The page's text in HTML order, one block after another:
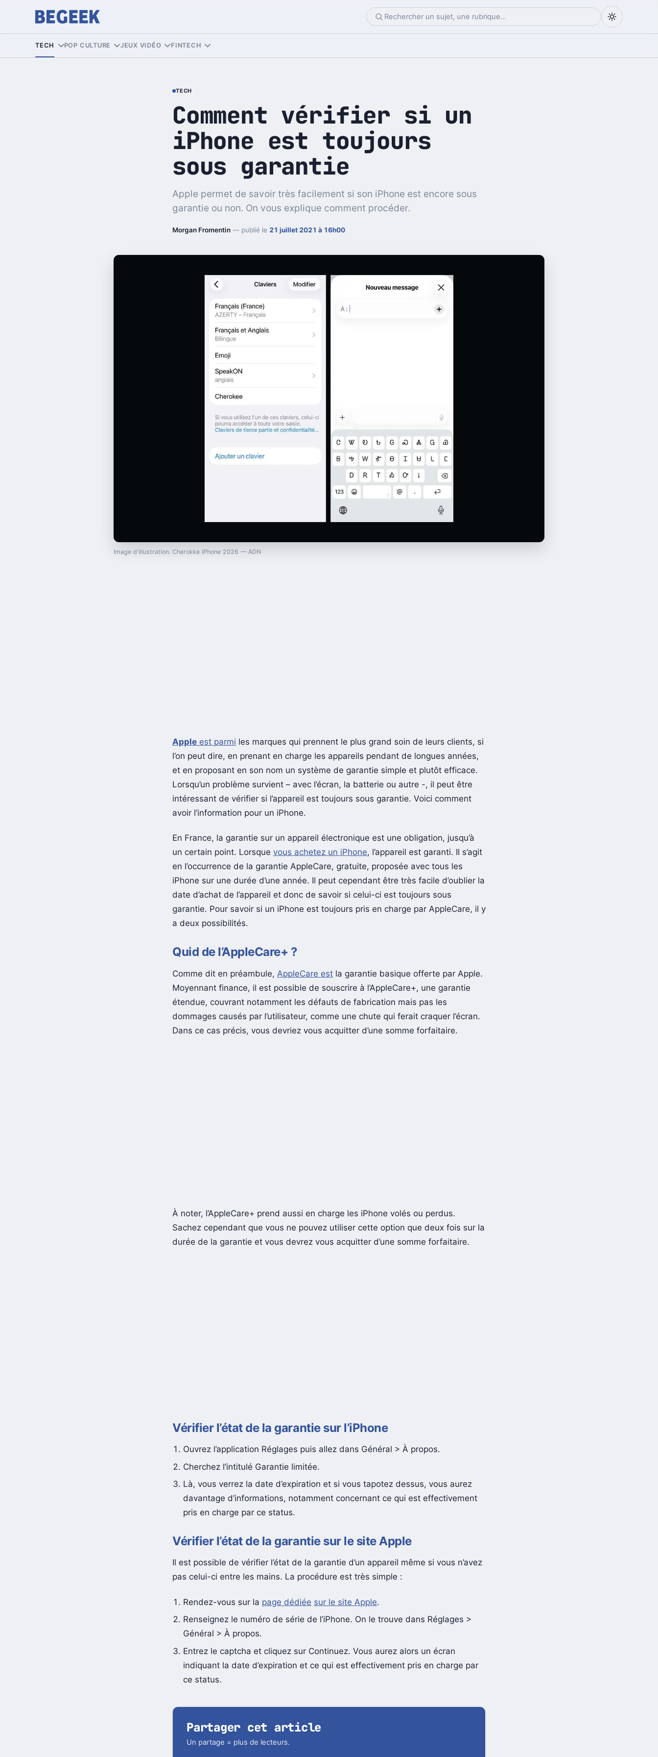
TECH POP CULTURE JEUX VIDÉO FINTECH
TECH
Comment vérifier si un
iPhone est toujours
sous garantie
Apple permet de savoir très facilement si son iPhone est encore sous
garantie ou non. On vous explique comment procéder.
Morgan Fromentin — publié le 21 juillet 2021 à 16h00
Image d'illustration. Cherokke iPhone 2026 — ADN
Apple est parmi les marques qui prennent le plus grand soin de leurs clients, si
l’on peut dire, en prenant en charge les appareils pendant de longues années,
et en proposant en son nom un système de garantie simple et plutôt efficace.
Lorsqu’un problème survient – avec l’écran, la batterie ou autre -, il peut être
intéressant de vérifier si l’appareil est toujours sous garantie. Voici comment
avoir l’information pour un iPhone.
En France, la garantie sur un appareil électronique est une obligation, jusqu’à
un certain point. Lorsque vous achetez un iPhone, l’appareil est garanti. Il s’agit
en l’occurrence de la garantie AppleCare, gratuite, proposée avec tous les
iPhone sur une durée d’une année. Il peut cependant être très facile d’oublier la
date d’achat de l’appareil et donc de savoir si celui-ci est toujours sous
garantie. Pour savoir si un iPhone est toujours pris en charge par AppleCare, il y
a deux possibilités.
Quid de l’AppleCare+ ?
Comme dit en préambule, AppleCare est la garantie basique offerte par Apple.
Moyennant finance, il est possible de souscrire à l’AppleCare+, une garantie
étendue, couvrant notamment les défauts de fabrication mais pas les
dommages causés par l’utilisateur, comme une chute qui ferait craquer l’écran.
Dans ce cas précis, vous devriez vous acquitter d’une somme forfaitaire.
À noter, l’AppleCare+ prend aussi en charge les iPhone volés ou perdus.
Sachez cependant que vous ne pouvez utiliser cette option que deux fois sur la
Vérifier l’état de la garantie sur l’iPhone
Ouvrez l’application Réglages puis allez dans Général > À propos.
Cherchez l’intitulé Garantie limitée.
Là, vous verrez la date d’expiration et si vous tapotez dessus, vous aurez
davantage d’informations, notamment concernant ce qui est effectivement
Vérifier l’état de la garantie sur le site Apple
Il est possible de vérifier l’état de la garantie d’un appareil même si vous n’avez
pas celui-ci entre les mains. La procédure est très simple :
Rendez-vous sur lapage dédiée sur le site Apple .
Renseignez le numéro de série de l’iPhone. On le trouve dans Réglages >
Général > À propos.
Entrez le captcha et cliquez sur Continuez. Vous aurez alors un écran
indiquant la date d’expiration et ce qui est effectivement pris en charge par
Partager cet article